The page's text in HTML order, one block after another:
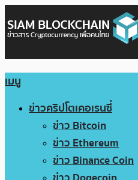
เมนู
ข่าวคริปโตเคอเรนซี่
ข่าว Bitcoin
ข่าว Ethereum
ข่าว Binance Coin